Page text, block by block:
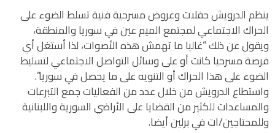
ينظم الدرويش حفلات وعروض مسرحية فنية تسلط الضوء على
الحراك الاجتماعي لمجتمع الميم عين في سوريا والمنطقة،
ويقول عن ذلك “غالبا ما تهمش هذه الأصوات، لذا أستغل أي
فرصة مسرحيا كانت أو على وسائل التواصل الاجتماعي لتسليط
الضوء على هذا الحراك أو التنويه على ما يحصل في سوريا”.
واستطاع الدرويش من خلال عدد من الفعاليات جمع التبرعات
والمساعدات للكثير من القضايا على الأراضي السورية واللبنانية
وللمحتاجين/ات في برلين أيضا.